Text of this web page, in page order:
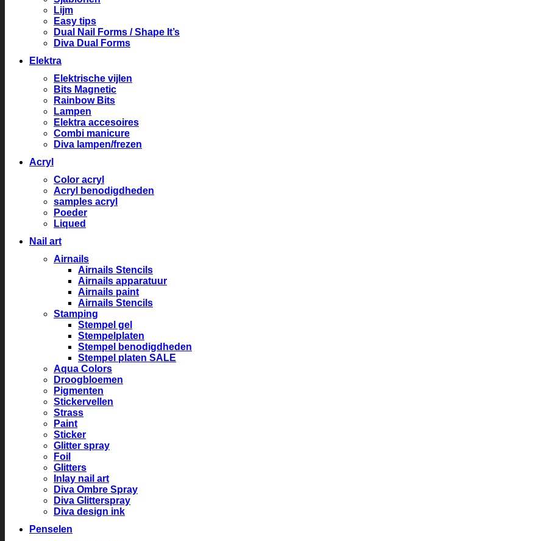
Lijm
Easy tips
Dual Nail Forms / Shape It’s
Diva Dual Forms
Elektra
Elektrische vijlen
Bits Magnetic
Rainbow Bits
Lampen
Elektra accesoires
Combi manicure
Diva lampen/frezen
Acryl
Color acryl
Acryl benodigdheden
samples acryl
Poeder
Liqued
Nail art
Airnails
Airnails Stencils
Airnails apparatuur
Airnails paint
Airnails Stencils
Stamping
Stempel gel
Stempelplaten
Stempel benodigdheden
Stempel platen SALE
Aqua Colors
Droogbloemen
Pigmenten
Stickervellen
Strass
Paint
Sticker
Glitter spray
Foil
Glitters
Inlay nail art
Diva Ombre Spray
Diva Glitterspray
Diva design ink
Penselen